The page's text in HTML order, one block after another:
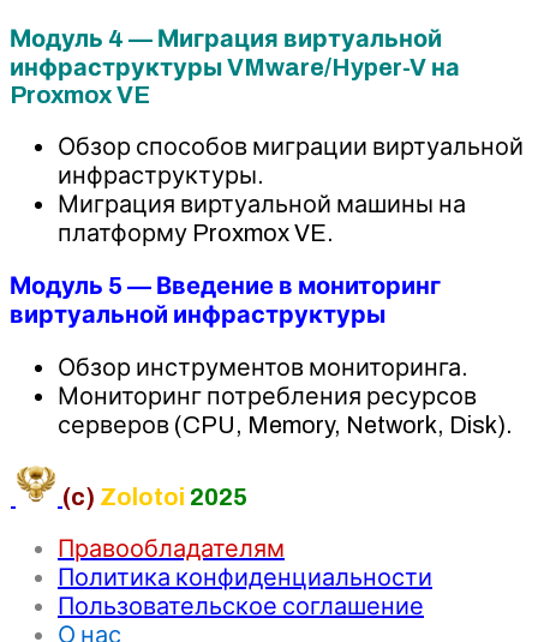
Модуль 4 — Миграция виртуальной
инфраструктуры VMware/Hyper-V на
Proxmox VE
Обзор способов миграции виртуальной
инфраструктуры.
Миграция виртуальной машины на
платформу Proxmox VE.
Модуль 5 — Введение в мониторинг
виртуальной инфраструктуры
Обзор инструментов мониторинга.
Мониторинг потребления ресурсов
серверов (CPU, Memory, Network, Disk).
(c) Zolotoi 2025
Правообладателям
Политика конфиденциальности
Пользовательское соглашение
О нас